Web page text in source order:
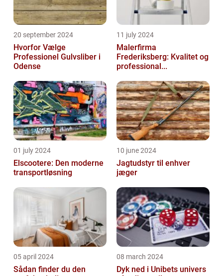
20 september 2024
Hvorfor Vælge
Professionel Gulvsliber i
Odense
11 july 2024
Malerfirma
Frederiksberg: Kvalitet og
professional...
01 july 2024
Elscootere: Den moderne
transportløsning
10 june 2024
Jagtudstyr til enhver
jæger
05 april 2024
Sådan finder du den
08 march 2024
Dyk ned i Unibets univers